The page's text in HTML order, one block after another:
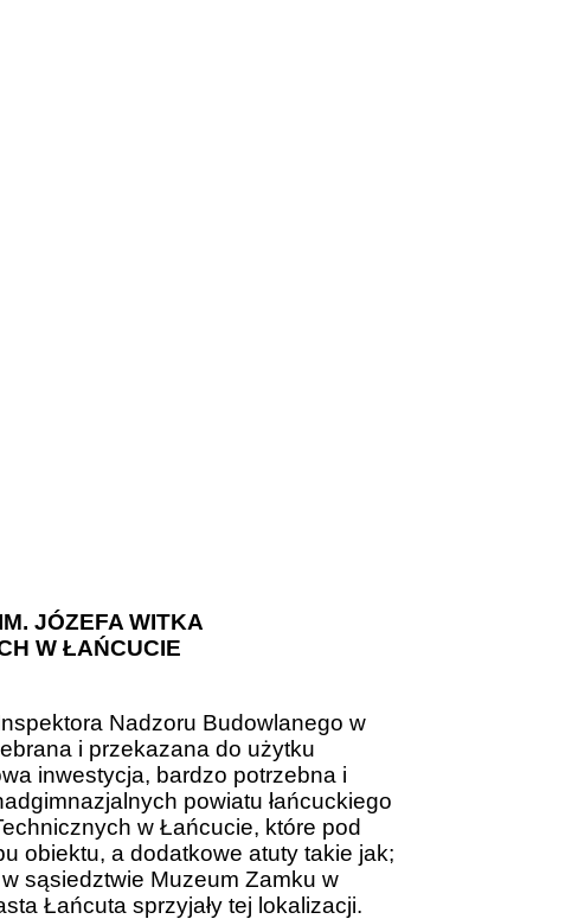
JÓZEFA WITKA
W ŁAŃCUCIE
Nadzoru Budowlanego w
i przekazana do użytku
inwestycja, bardzo potrzebna i
powiatu łańcuckiego
w Łańcucie, które pod
obiektu, a dodatkowe atuty takie jak;
sąsiedztwie Muzeum Zamku w
Łańcuta sprzyjały tej lokalizacji.